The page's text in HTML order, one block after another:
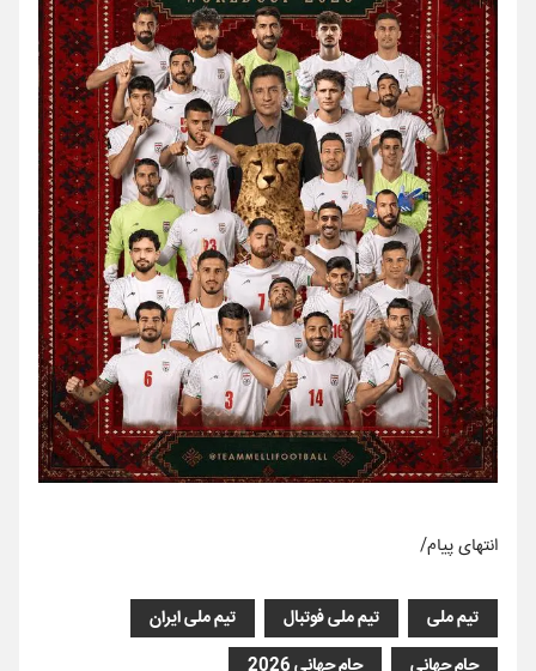
انتهای پیام/
تیم ملی تیم ملی فوتبال
تیم ملی ایران